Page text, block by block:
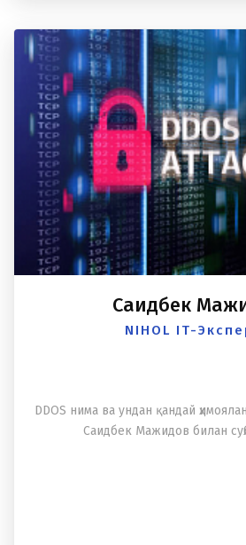
Саидбек
NIHOL IT-
DDOS нима ва ундан қандай
Саидбек Мажидов билан